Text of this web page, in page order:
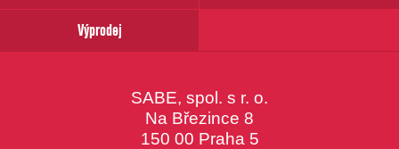
Výprodej
SABE, spol. s r. o.
Na Březince 8
150 00 Praha 5